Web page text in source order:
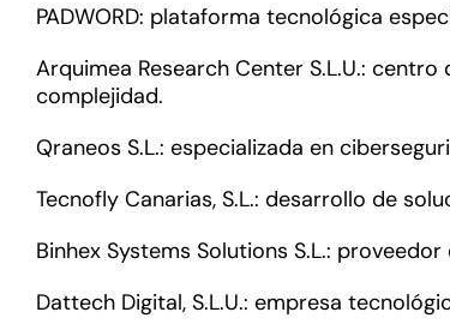
PADWORD: plataforma tecnológica
Arquimea Research Center S.L.U.:
complejidad.
Qraneos S.L.: especializada en
Tecnofly Canarias, S.L.: desarrollo de
Binhex Systems Solutions S.L.:
Dattech Digital, S.L.U.: empresa